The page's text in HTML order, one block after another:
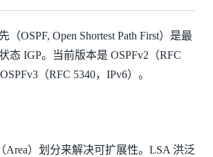
OSPF, Open Shortest Path First）是最
态 IGP。当前版本是 OSPFv2（RFC
（RFC 5340，IPv6）。
Area）划分来解决可扩展性。LSA 洪泛